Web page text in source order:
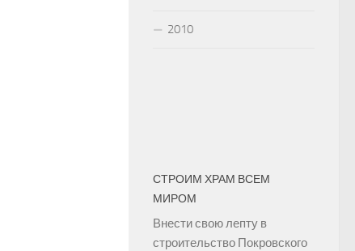
2010
СТРОИМ ХРАМ ВСЕМ
МИРОМ
Внести свою лепту в
строительство Покровского